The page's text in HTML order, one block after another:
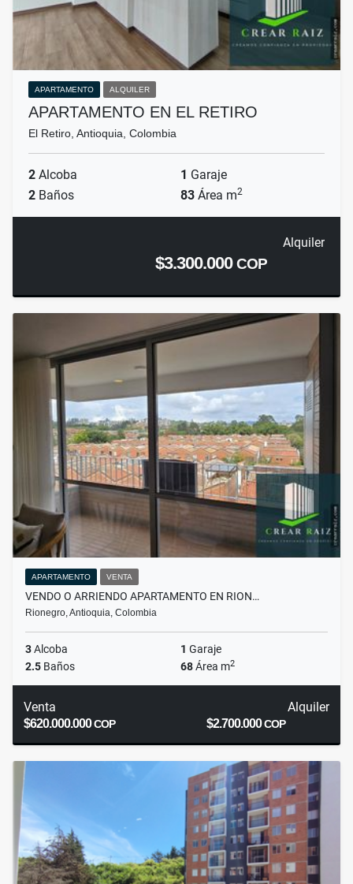
APARTAMENTO ALQUILER
APARTAMENTO EN EL RETIRO
El Retiro, Antioquia, Colombia
2 Alcoba 1 Garaje
2 Baños 83 Área m2
Alquiler
$3.300.000COP
APARTAMENTO VENTA
VENDO O ARRIENDO APARTAMENTO EN RION…
Rionegro, Antioquia, Colombia
3Alcoba 1 Garaje
2.5 Baños 68Área m2
Venta
$620.000.000COP
Alquiler
$2.700.000COP